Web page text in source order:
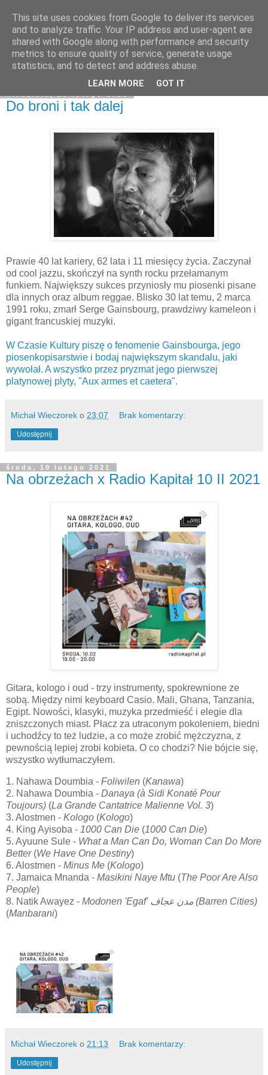
Na obrzeżach
Do broni i tak dalej
Prawie 40 lat kariery, 62 lata i 11 miesięcy życia. Zaczynał
od cool jazzu, skończył na synth rocku przełamanym
funkiem. Największy sukces przyniosły mu piosenki pisane
dla innych oraz album reggae. Blisko 30 lat temu, 2 marca
1991 roku, zmarł Serge Gainsbourg, prawdziwy kameleon i
gigant francuskiej muzyki.
W Czasie Kultury piszę o fenomenie Gainsbourga, jego
piosenkopisarstwie i bodaj największym skandalu, jaki
wywołał. A wszystko przez pryzmat jego pierwszej
platynowej plyty, "Aux armes et caetera".
Michał Wieczorek o 23:07 Brak komentarzy:
Udostępnij
środa, 10 lutego 2021
Na obrzeżach x Radio Kapitał 10 II 2021
Gitara, kologo i oud - trzy instrumenty, spokrewnione ze
sobą. Między nimi keyboard Casio. Mali, Ghana, Tanzania,
Egipt. Nowości, klasyki, muzyka przedmieść i elegie dla
zniszczonych miast. Płacz za utraconym pokoleniem, biedni
i uchodźcy to też ludzie, a co może zrobić mężczyzna, z
pewnością lepiej zrobi kobieta. O co chodzi? Nie bójcie się,
wszystko wytłumaczyłem.
1. Nahawa Doumbia - Foliwilen (Kanawa)
2. Nahawa Doumbia - Danaya (à Sidi Konaté Pour
Toujours) (La Grande Cantatrice Malienne Vol. 3)
3. Alostmen - Kologo (Kologo)
4. King Ayisoba - 1000 Can Die (1000 Can Die)
5. Ayuune Sule - What a Man Can Do, Woman Can Do More
Better(We Have One Destiny)
6. Alostmen - Minus Me (Kologo)
7. Jamaica Mnanda - Masikini Naye Mtu (The Poor Are Also
People)
8. Natik Awayez -
Modonen 'Egaf' مدن عجاف (Barren Cities)
(Manbarani)
Michał Wieczorek o 21:13 Brak komentarzy:
Udostępnij
This site uses cookies from Google to deliver its services
and to analyze traffic. Your IP address and user-agent are
shared with Google along with performance and security
metrics to ensure quality of service, generate usage
statistics, and to detect and address abuse.
LEARN MORE GOT IT